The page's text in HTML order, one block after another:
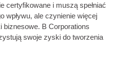
certyfikowane i muszą spełniać
wpływu, ale czynienie więcej
biznesowe. B Corporations
swoje zyski do tworzenia